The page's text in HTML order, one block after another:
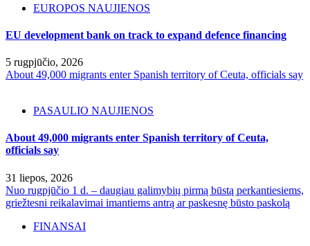
EUROPOS NAUJIENOS
EU development bank on track to expand defence financing
5 rugpjūčio, 2026
About 49,000 migrants enter Spanish territory of Ceuta, officials say
PASAULIO NAUJIENOS
About 49,000 migrants enter Spanish territory of Ceuta,
officials say
31 liepos, 2026
Nuo rugpjūčio 1 d. – daugiau galimybių pirmą būstą perkantiesiems,
griežtesni reikalavimai imantiems antrą ar paskesnę būsto paskolą
FINANSAI